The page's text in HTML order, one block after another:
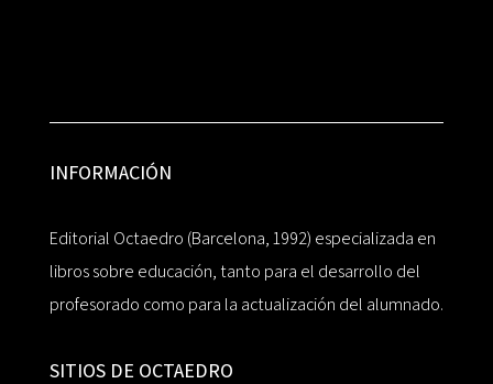
INFORMACIÓN
Editorial Octaedro (Barcelona, 1992) especializada en
libros sobre educación, tanto para el desarrollo del
profesorado como para la actualización del alumnado.
SITIOS DE OCTAEDRO